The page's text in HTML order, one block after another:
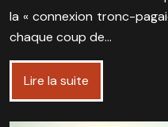
la « connexion tronc-
chaque coup de…
Lire la suite